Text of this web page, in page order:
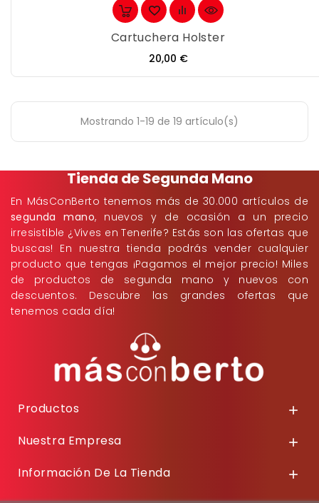
Cartuchera Holster
Precio
20,00 €
Mostrando 1-19 de 19 artículo(s)
Tienda de Segunda Mano
En MásConBerto tenemos más de 30.000 artículos de
segunda mano, nuevos y de ocasión a un precio
irresistible ¿Vives en Tenerife? Estás son las ofertas que
buscas! En nuestra tienda podrás vender cualquier
producto que tengas ¡Pagamos el mejor precio! Miles
de productos de segunda mano y nuevos con
descuentos. Descubre las grandes ofertas que
tenemos cada día!
Productos 
Nuestra Empresa 
Información De La Tienda 